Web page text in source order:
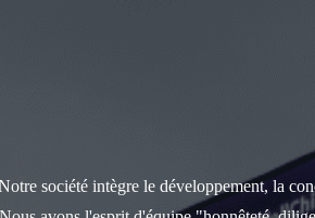
société intègre le développement, la